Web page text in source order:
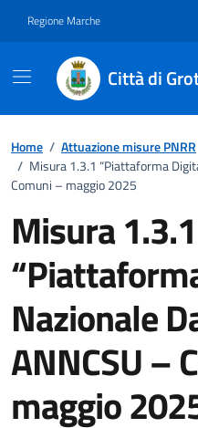
Regione Marche
Città di
Home / Attuazione misure PNRR
/ Misura 1.3.1 “Piattaforma
Comuni – maggio 2025
Misura 1.3.1
Nazionale
ANNCSU –
maggio